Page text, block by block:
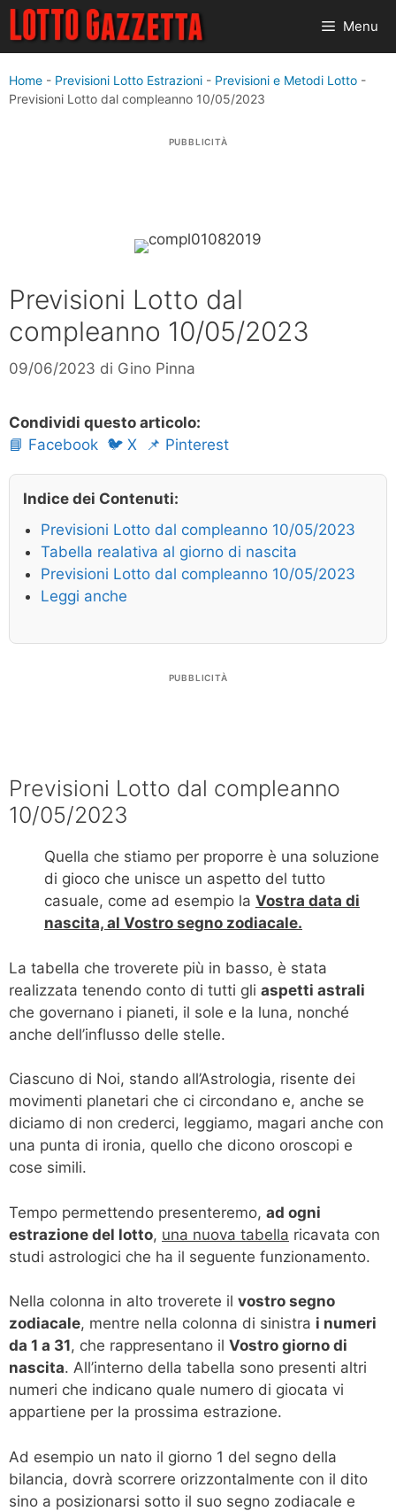
Vai
contenuto
Menu
Home - Previsioni Lotto Estrazioni - Previsioni e Metodi Lotto -
Previsioni Lotto dal compleanno 10/05/2023
PUBBLICITÀ
Previsioni Lotto dal
compleanno 10/05/2023
09/06/2023 di Gino Pinna
Condividi questo articolo:
📘 Facebook 🐦 X 📌 Pinterest
Indice dei Contenuti:
Previsioni Lotto dal compleanno 10/05/2023
Tabella realativa al giorno di nascita
Previsioni Lotto dal compleanno 10/05/2023
Leggi anche
PUBBLICITÀ
Previsioni Lotto dal compleanno
10/05/2023
Quella che stiamo per proporre è una soluzione
di gioco che unisce un aspetto del tutto
casuale, come ad esempio la Vostra data di
nascita, al Vostro segno zodiacale.
La tabella che troverete più in basso, è stata
realizzata tenendo conto di tutti gli aspetti astrali
che governano i pianeti, il sole e la luna, nonché
anche dell’influsso delle stelle.
Ciascuno di Noi, stando all’Astrologia, risente dei
movimenti planetari che ci circondano e, anche se
diciamo di non crederci, leggiamo, magari anche con
una punta di ironia, quello che dicono oroscopi e
cose simili.
Tempo permettendo presenteremo, ad ogni
estrazione del lotto, una nuova tabella ricavata con
studi astrologici che ha il seguente funzionamento.
Nella colonna in alto troverete il vostro segno
zodiacale, mentre nella colonna di sinistra i numeri
da 1 a 31, che rappresentano il Vostro giorno di
nascita. All’interno della tabella sono presenti altri
numeri che indicano quale numero di giocata vi
appartiene per la prossima estrazione.
Ad esempio un nato il giorno 1 del segno della
bilancia, dovrà scorrere orizzontalmente con il dito
sino a posizionarsi sotto il suo segno zodiacale e